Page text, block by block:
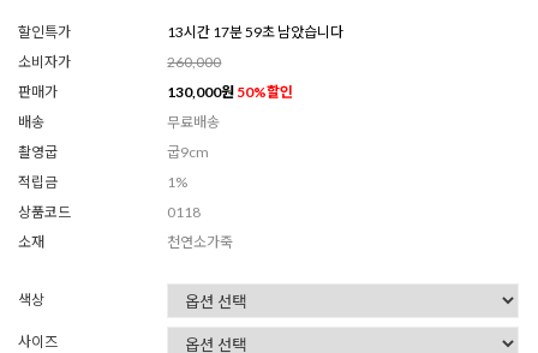
할인특가
13시간 17분 57초 남았습니다
소비자가
260,000
판매가
130,000원 50%할인
배송
무료배송
촬영굽
굽9cm
적립금
1%
상품코드
0118
소재
천연소가죽
색상
사이즈